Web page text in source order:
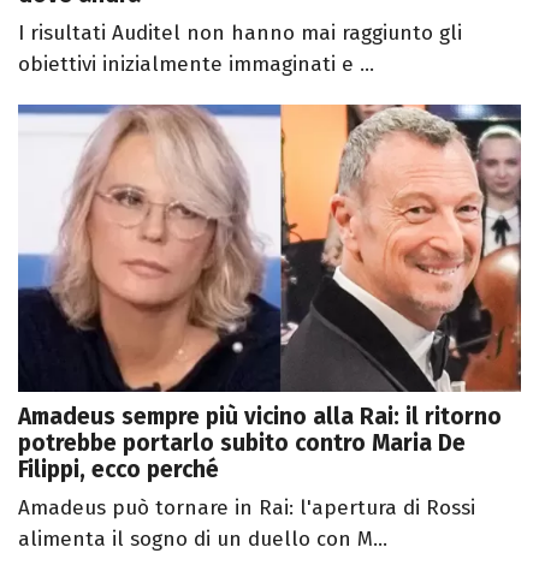
I risultati Auditel non hanno mai raggiunto gli
obiettivi inizialmente immaginati e ...
Amadeus sempre più vicino alla Rai: il ritorno
potrebbe portarlo subito contro Maria De
Filippi, ecco perché
Amadeus può tornare in Rai: l'apertura di Rossi
alimenta il sogno di un duello con M...